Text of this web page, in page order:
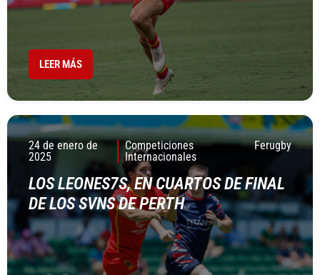
LEER MÁS
24 de enero de
2025
Competiciones
Internacionales
Ferugby
LOS LEONES7S, EN CUARTOS DE FINAL
DE LOS SVNS DE PERTH